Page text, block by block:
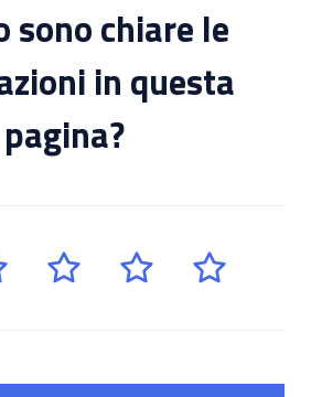
sono chiare le
in questa
pagina?